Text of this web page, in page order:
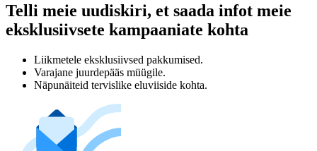
Telli meie uudiskiri, et saada infot meie
eksklusiivsete kampaaniate kohta
Liikmetele eksklusiivsed pakkumised.
Varajane juurdepääs müügile.
Näpunäiteid tervislike eluviiside kohta.